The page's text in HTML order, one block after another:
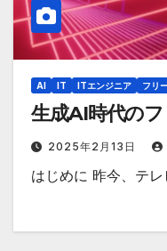
AI IT ITエンジニア フリ
生成AI時代の
2025年2月13日
はじめに 昨今、テ